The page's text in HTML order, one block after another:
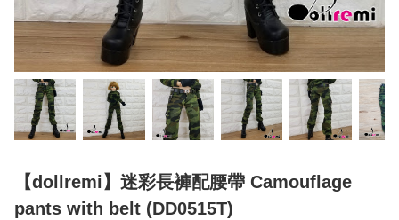
【dollremi】迷彩長褲配腰帶 Camouflage
pants with belt (DD0515T)